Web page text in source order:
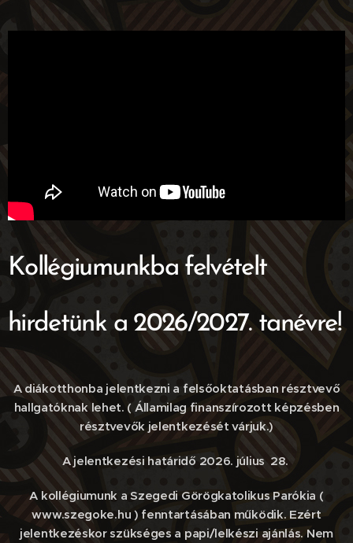
Kollégiumunkba felvételt
hirdetünk a 2026/2027. tanévre!
A diákotthonba jelentkezni a felsőoktatásban résztvevő
hallgatóknak lehet. ( Államilag finanszírozott képzésben
résztvevők jelentkezését várjuk.)
A jelentkezési határidő 2026. július 28.
A kollégiumunk a Szegedi Görögkatolikus Parókia (
www.szegoke.hu ) fenntartásában működik. Ezért
jelentkezéskor szükséges a papi/lelkészi ajánlás. Nem